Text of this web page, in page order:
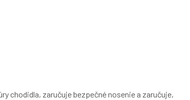
chodidla, zaručuje bezpečné nosenie a zaručuje,